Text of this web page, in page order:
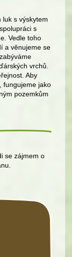
s výskytem
s
Vedle toho
a věnujeme se
vrchů.
Aby
fungujeme jako
pozemkům
se zájmem o